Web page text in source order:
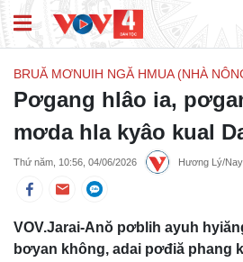
BRUĂ MƠNUIH NGĂ HMUA (NHÀ
Pơgang hlâo ia,
mơda hla kyâo kual
Thứ năm, 10:56, 04/06/2026 Hương Lý/
VOV.Jarai-Anŏ pơblih ayuh
bơyan không, adai pơđiă phang